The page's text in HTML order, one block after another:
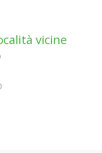
vicine